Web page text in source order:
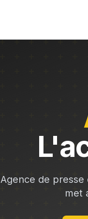
Agence de presse
met